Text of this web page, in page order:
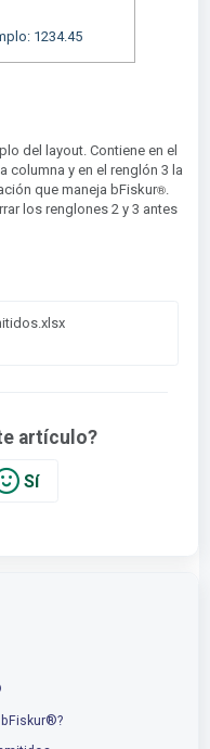
1234.45
del layout. Contiene en el
columna y en el renglón 3 la
que maneja bFiskur®︎.
los renglones 2 y 3 antes
artículo?
Sí